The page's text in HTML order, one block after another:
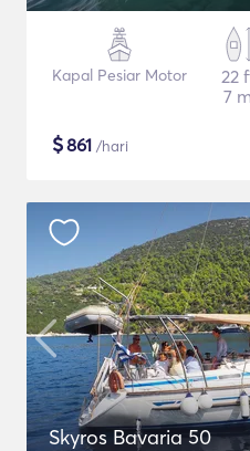
Kapal Pesiar Motor
22
7 m
$861 /hari
Skyros Bavaria 50